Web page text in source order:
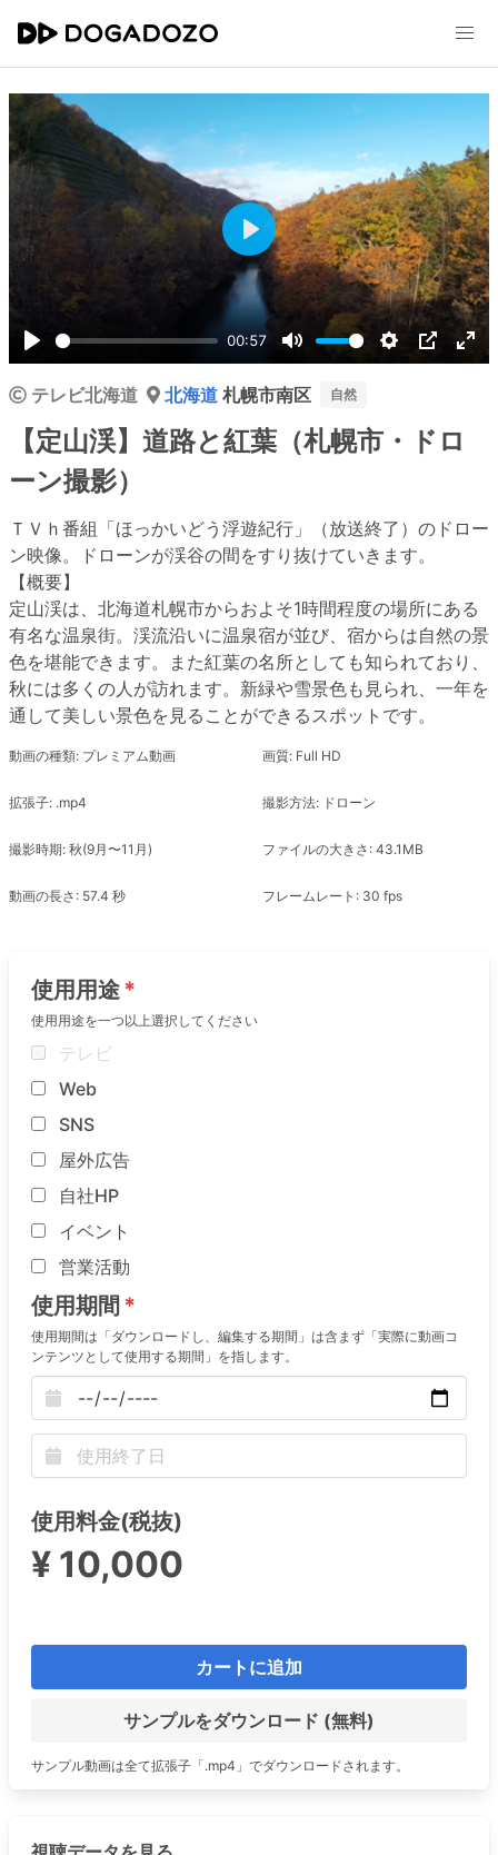
Play
00:57
Mute Settings
PIP
Play
テレビ北海道 北海道 札幌市南区 自然
【定山渓】道路と紅葉（札幌市・ドロ
ーン撮影）
ＴＶｈ番組「ほっかいどう浮遊紀行」（放送終了）のドロー
ン映像。ドローンが渓谷の間をすり抜けていきます。
【概要】
定山渓は、北海道札幌市からおよそ1時間程度の場所にある
有名な温泉街。渓流沿いに温泉宿が並び、宿からは自然の景
色を堪能できます。また紅葉の名所としても知られており、
秋には多くの人が訪れます。新緑や雪景色も見られ、一年を
通して美しい景色を見ることができるスポットです。
動画の種類: プレミアム動画 画質: Full HD
拡張子: .mp4 撮影方法: ドローン
撮影時期: 秋(9月〜11月) ファイルの大きさ: 43.1MB
動画の長さ: 57.4 秒 フレームレート: 30 fps
使用用途
使用用途を一つ以上選択してください
テレビ
Web
SNS
屋外広告
自社HP
イベント
営業活動
使用期間
使用期間は「ダウンロードし、編集する期間」は含まず「実際に動画コ
ンテンツとして使用する期間」を指します。
使用料金(税抜)
¥ 10,000
カートに追加
サンプルをダウンロード (無料)
サンプル動画は全て拡張子「.mp4」でダウンロードされます。